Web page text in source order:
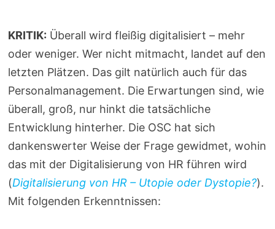
KRITIK: Überall wird fleißig digitalisiert – mehr
oder weniger. Wer nicht mitmacht, landet auf den
letzten Plätzen. Das gilt natürlich auch für das
Personalmanagement. Die Erwartungen sind, wie
überall, groß, nur hinkt die tatsächliche
Entwicklung hinterher. Die OSC hat sich
dankenswerter Weise der Frage gewidmet, wohin
das mit der Digitalisierung von HR führen wird
(Digitalisierung von HR – Utopie oder Dystopie?).
Mit folgenden Erkenntnissen: